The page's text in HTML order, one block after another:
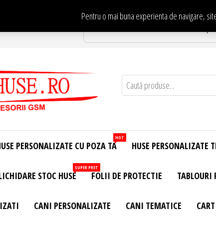
Pentru o mai buna experienta de navigare,
Te asteptam in
PERSONALIZATE CU POZA TA
HOT
HUSE PERSONALIZATE
STOC HUSE
SUPER PRET
FOLII DE PROTECTIE TABLOURI
CANI PERSONALIZATE CANI TEMATICE